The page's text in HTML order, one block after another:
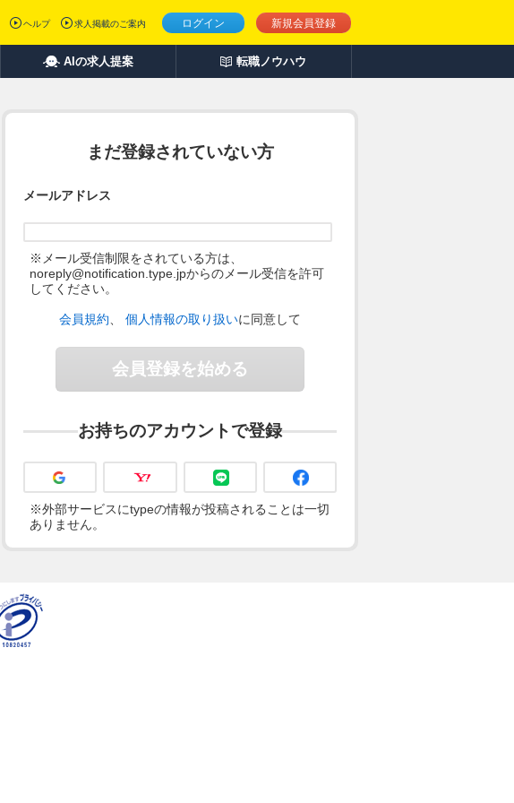
ログイン 新規会員登録
ヘルプ 求人掲載のご案内
AIの求人提案 転職ノウハウ
まだ登録されていない方
メールアドレス
※メール受信制限をされている方は、
noreply@notification.type.jpからのメール受信を許可
してください。
会員規約 個人情報の取り扱いに同意して
会員登録を始める
お持ちのアカウントで登録
※外部サービスにtypeの情報が投稿されることは一切
ありません。